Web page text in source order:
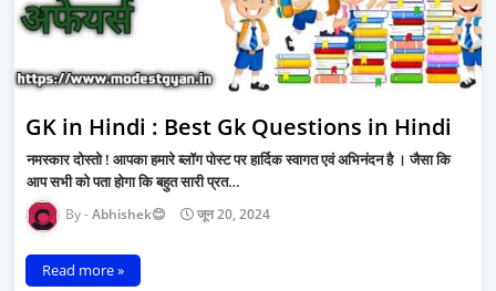
GK in Hindi : Best Gk Questions in Hindi
नमस्कार दोस्तो ! आपका हमारे ब्लॉग पोस्ट पर हार्दिक स्वागत एवं अभिनंदन है । जैसा कि
आप सभी को पता होगा कि बहुत सारी प्रत…
Abhishek😊 जून 20, 2024
Read more »